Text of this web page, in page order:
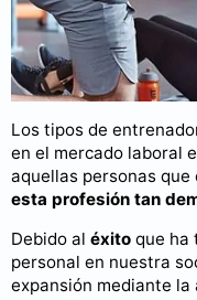
Los tipos de
en el mercado laboral
aquellas personas que
esta profesión tan
Debido al éxito que ha
personal en nuestra
expansión mediante